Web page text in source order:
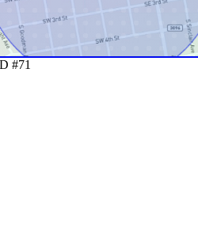
j.*************@*****.com
sąrašą
#71